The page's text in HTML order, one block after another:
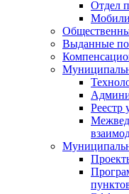
Отдел
Выданные
Реестр